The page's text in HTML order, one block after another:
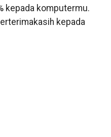
kepada komputermu.
kepada